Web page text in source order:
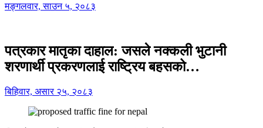
मङ्गलवार, साउन ५, २०८३
पत्रकार मातृका दाहाल: जसले नक्कली भुटानी
शरणार्थी प्रकरणलाई राष्ट्रिय बहसको…
बिहिवार, असार २५, २०८३